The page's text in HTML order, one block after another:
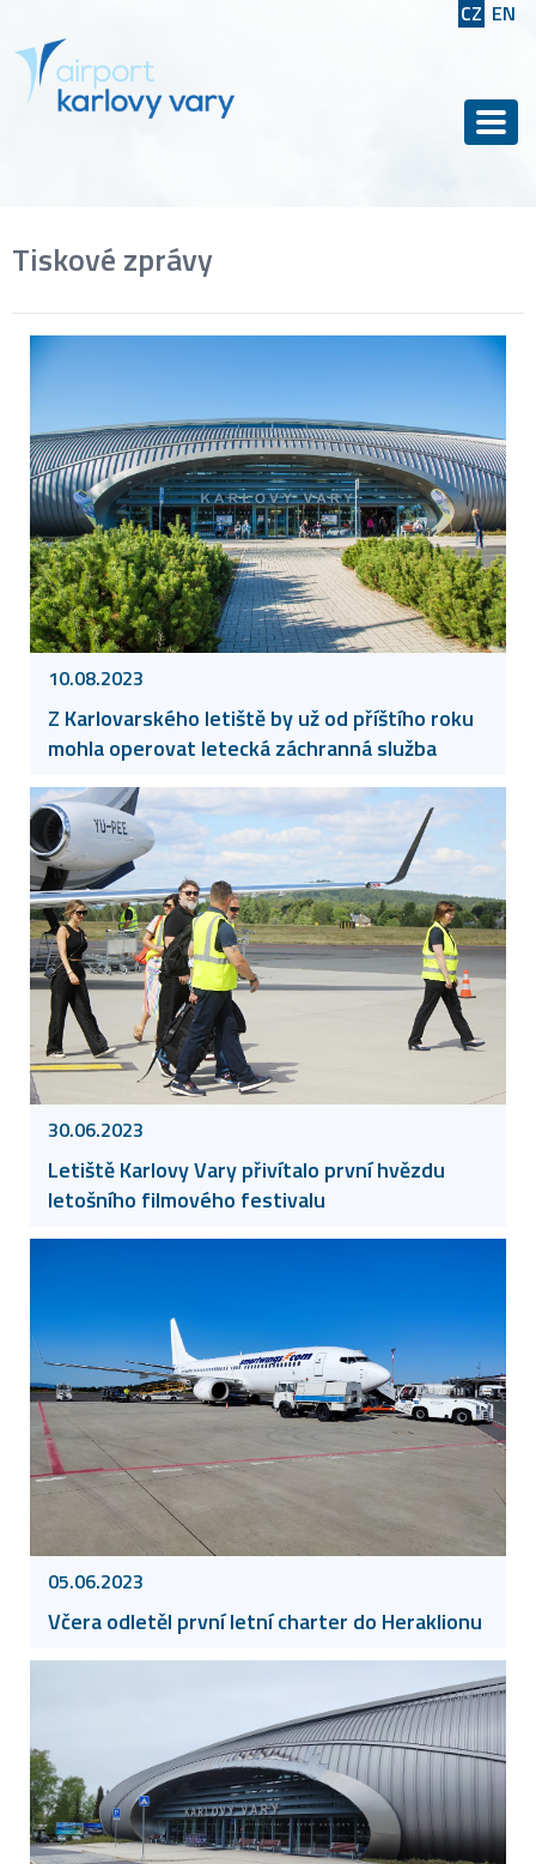
CZ EN
Tiskové zprávy
10.08.2023
Z Karlovarského letiště by už od příštího roku
mohla operovat letecká záchranná služba
30.06.2023
Letiště Karlovy Vary přivítalo první hvězdu
letošního filmového festivalu
05.06.2023
Včera odletěl první letní charter do Heraklionu